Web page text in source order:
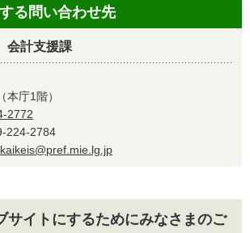
る問い合わせ先
計支援課
庁1階）
2772
224-2784
サイトにするためにみなさまのご